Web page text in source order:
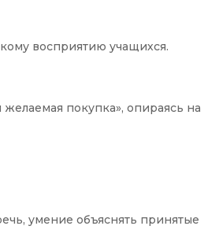
восприятию учащихся.
покупка», опираясь на
умение объяснять принятые